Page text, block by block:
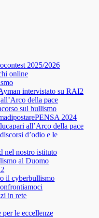
2025/2026
online
intervistato su RAI2
della pace
sul bullismo
2024
all’Arco della pace
d’odio e le
nel nostro istituto
al Duomo
il cyberbullismo
in rete
le eccellenze